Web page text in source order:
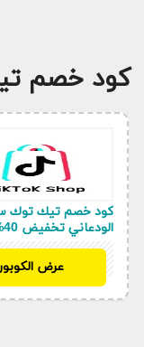
كود خصم
كود خصم تيك توك
الودعاني تخفيض 40% الكل
TIK104
عرض